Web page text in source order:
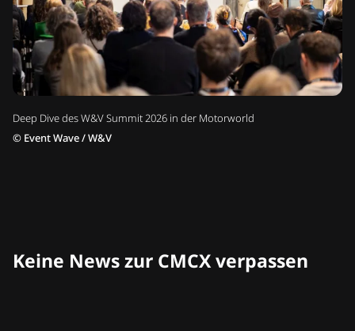
Deep Dive des W&V Summit 2026 in der Motorworld
© Event Wave / W&V
Keine News zur CMCX verpassen